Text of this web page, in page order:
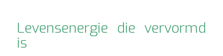
Levensenergie die vervormd
is